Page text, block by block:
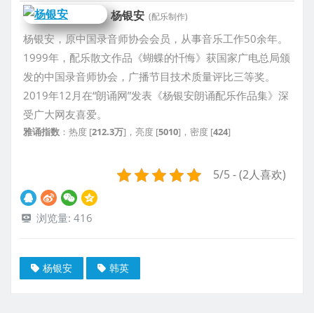
杨银安 (配乐制作)
杨银安，原中国录音师协会会员，从事音乐工作50余年。
1999年，配乐散文作品《蝴蝶的忏悔》获国家广电总局颁
发的中国录音师协会，广播节目技术质量评比三等奖。
2019年12月在“朗诵网”发表《杨银安朗诵配乐作品集》深
受广大网友喜爱。
雅诵指数 ：热度 [212.3万]，亮度 [5010]，密度 [424]
5/5 - (2人喜欢)
浏览量: 416
杨银安 韩英